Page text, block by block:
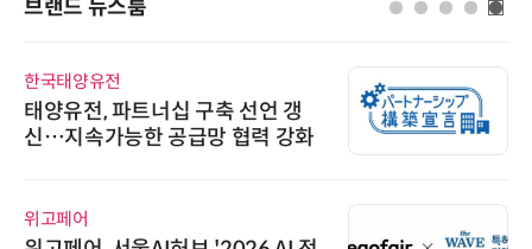
브랜드 뉴스룸
한국태양유전
태양유전, 파트너십 구축 선언 갱
신…지속가능한 공급망 협력 강화
위고페어